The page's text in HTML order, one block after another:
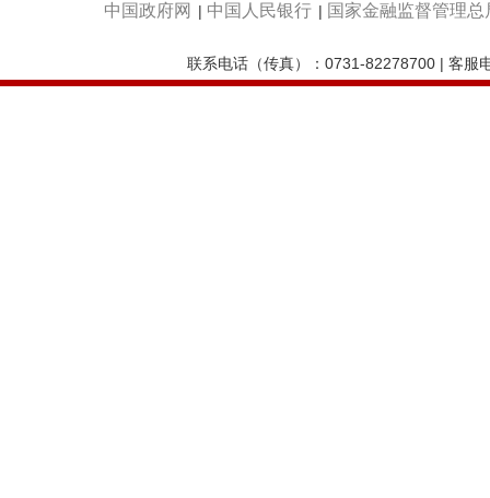
中国政府网 | 中国人民银行 | 国家金融监督管理总
联系电话（传真）：0731-82278700 | 客服